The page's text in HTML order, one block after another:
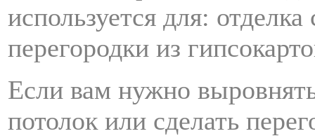
используется для:
перегородки из
Если вам нужно
потолок или сделать